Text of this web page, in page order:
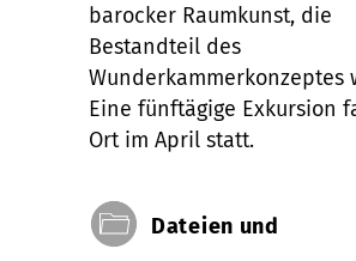
barocker Raumkunst, die
Bestandteil des
Wunderkammerkonzeptes
Eine fünftägige Exkursion
Ort im April statt.
Dateien und